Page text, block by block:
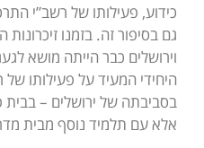
כידוע, פעילותו של רשב”י
גם בסיפור זה. בזמנו זיכרונות
וירושלים כבר הייתה מושא
היחידי המעיד על פעילותו של
בסביבתה של ירושלים – בבית
אלא עם תלמיד נוסף מבית